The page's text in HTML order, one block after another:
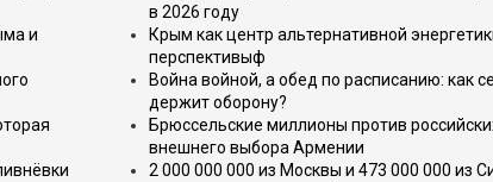
и
в 2026 году
Крым как центр альтернативной
перспективыф
Война войной, а обед по расписанию: как
держит оборону?
Брюссельские миллионы против
внешнего выбора Армении
2 000 000 000 из Москвы и 473 000 000 из